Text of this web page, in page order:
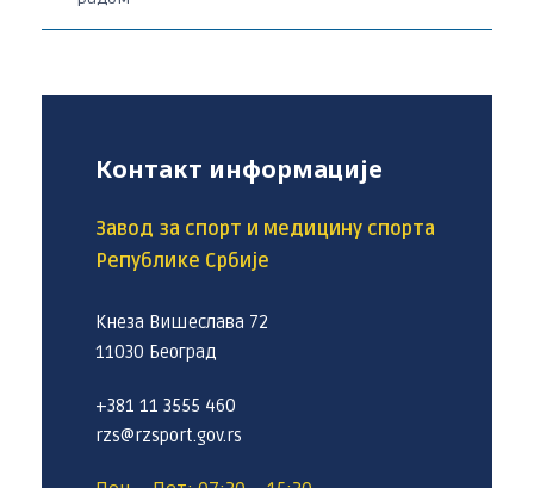
Контакт информације
Завод за спорт и медицину спорта
Републике Србије
Кнеза Вишеслава 72
11030 Београд
+381 11 3555 460
rzs@rzsport.gov.rs